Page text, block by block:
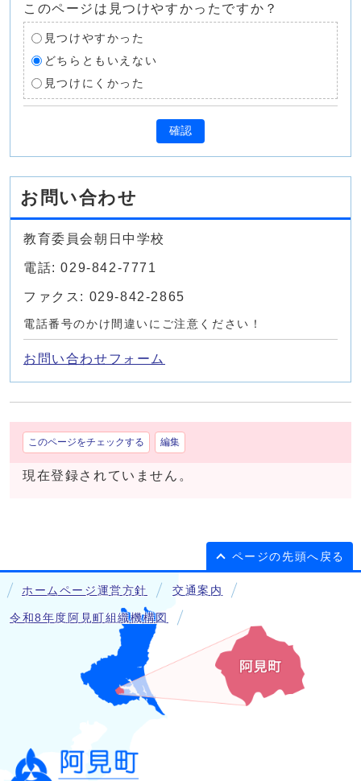
このページは見つけやすかったですか？
見つけやすかった
どちらともいえない
見つけにくかった
確認
お問い合わせ
教育委員会朝日中学校
電話: 029-842-7771
ファクス: 029-842-2865
電話番号のかけ間違いにご注意ください！
お問い合わせフォーム
このページをチェックする 編集
現在登録されていません。
ページの先頭へ戻る
ホームページ運営方針 交通案内
令和8年度阿見町組織機構図